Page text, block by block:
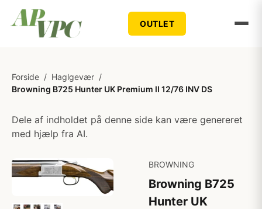
OUTLET
Forside / Haglgevær /
Browning B725 Hunter UK Premium II 12/76 INV DS
Dele af indholdet på denne side kan være genereret
med hjælp fra AI.
BROWNING
Browning B725
Hunter UK